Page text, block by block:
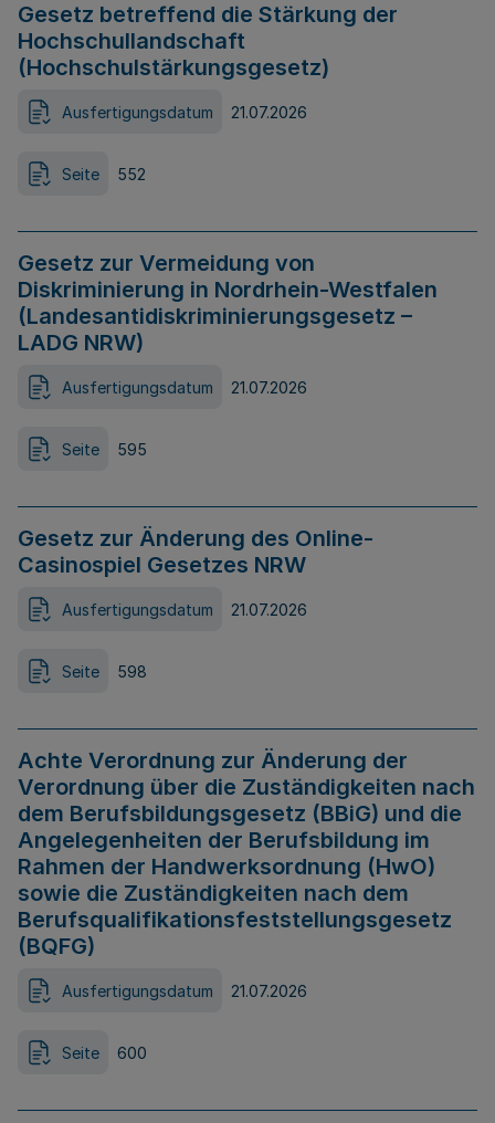
Gesetz betreffend die Stärkung der
Hochschullandschaft
(Hochschulstärkungsgesetz)
Ausfertigungsdatum 21.07.2026
Seite 552
Gesetz zur Vermeidung von
Diskriminierung in Nordrhein-Westfalen
(Landesantidiskriminierungsgesetz –
LADG NRW)
Ausfertigungsdatum 21.07.2026
Seite 595
Gesetz zur Änderung des Online-
Casinospiel Gesetzes NRW
Ausfertigungsdatum 21.07.2026
Seite 598
Achte Verordnung zur Änderung der
Verordnung über die Zuständigkeiten nach
dem Berufsbildungsgesetz (BBiG) und die
Angelegenheiten der Berufsbildung im
Rahmen der Handwerksordnung (HwO)
sowie die Zuständigkeiten nach dem
Berufsqualifikationsfeststellungsgesetz
(BQFG)
Ausfertigungsdatum 21.07.2026
Seite 600